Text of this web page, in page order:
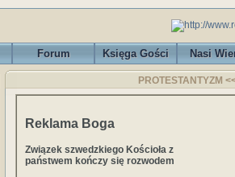
Forum Księga Gości Nasi
PROTESTANTYZM
Reklama Boga
Związek szwedzkiego Kościoła z
państwem kończy się rozwodem